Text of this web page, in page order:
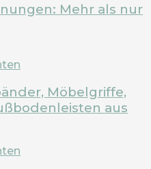
Mehr als nur
Möbelgriffe,
aus